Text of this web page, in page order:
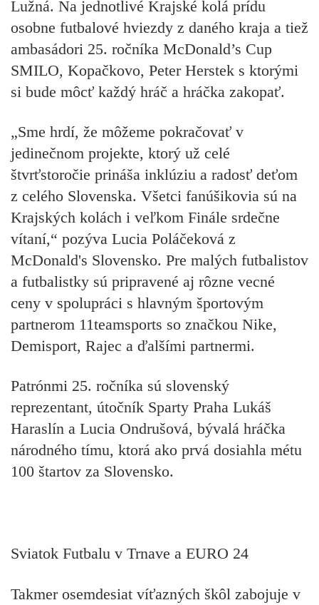
Lužná. Na jednotlivé Krajské kolá prídu
osobne futbalové hviezdy z daného kraja a tiež
ambasádori 25. ročníka McDonald’s Cup
SMILO, Kopačkovo, Peter Herstek s ktorými
si bude môcť každý hráč a hráčka zakopať.
„Sme hrdí, že môžeme pokračovať v
jedinečnom projekte, ktorý už celé
štvrťstoročie prináša inklúziu a radosť deťom
z celého Slovenska. Všetci fanúšikovia sú na
Krajských kolách i veľkom Finále srdečne
vítaní,“ pozýva Lucia Poláčeková z
McDonald's Slovensko. Pre malých futbalistov
a futbalistky sú pripravené aj rôzne vecné
ceny v spolupráci s hlavným športovým
partnerom 11teamsports so značkou Nike,
Demisport, Rajec a ďalšími partnermi.
Patrónmi 25. ročníka sú slovenský
reprezentant, útočník Sparty Praha Lukáš
Haraslín a Lucia Ondrušová, bývalá hráčka
národného tímu, ktorá ako prvá dosiahla métu
100 štartov za Slovensko.
Sviatok Futbalu v Trnave a EURO 24
Takmer osemdesiat víťazných škôl zabojuje v